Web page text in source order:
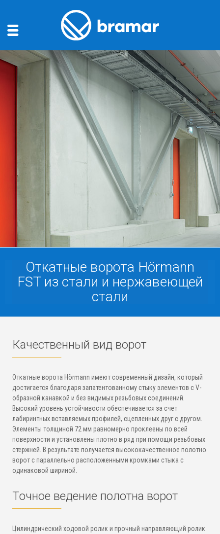
Откатные ворота Hörmann
FST из стали и нержавеющей
стали
Качественный вид ворот
Откатные ворота Hörmann имеют современный дизайн, который
достигается благодаря запатентованному стыку элементов с V-
образной канавкой и без видимых резьбовых соединений.
Высокий уровень устойчивости обеспечивается за счет
лабиринтных вставляемых профилей, сцепленных друг с другом.
Элементы толщиной 72 мм равномерно проклеены по всей
поверхности и установлены плотно в ряд при помощи резьбовых
стержней. В результате получается высококачественное полотно
ворот с параллельно расположенными кромками стыка с
одинаковой шириной.
Точное ведение полотна ворот
Цилиндрический ходовой ролик и прочный направляющий ролик